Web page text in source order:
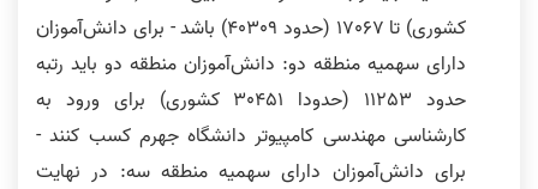
کشوری) تا 17067 (حدود 40309) باشد - برای دانش‌آموزان
دارای سهمیه منطقه دو: دانش‌‌آموزان منطقه دو باید رتبه
حدود 11253 (حدودا 30451 کشوری) برای ورود به
کارشناسی مهندسی کامپیوتر دانشگاه جهرم کسب کنند -
برای دانش‌آموزان دارای سهمیه منطقه سه: در نهایت